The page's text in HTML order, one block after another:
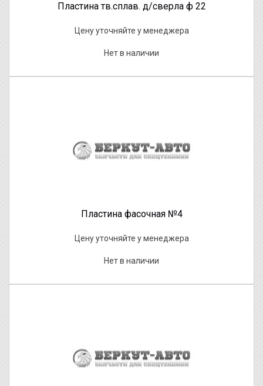
Пластина тв.сплав. д/сверла ф 22
Цену уточняйте у менеджера
Нет в наличии
Пластина фасочная №4
Цену уточняйте у менеджера
Нет в наличии